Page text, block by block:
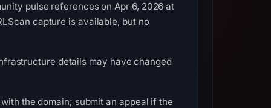
pulse references on Apr 6, 2026 at
capture is available, but no
details may have changed
the domain; submit an appeal if the